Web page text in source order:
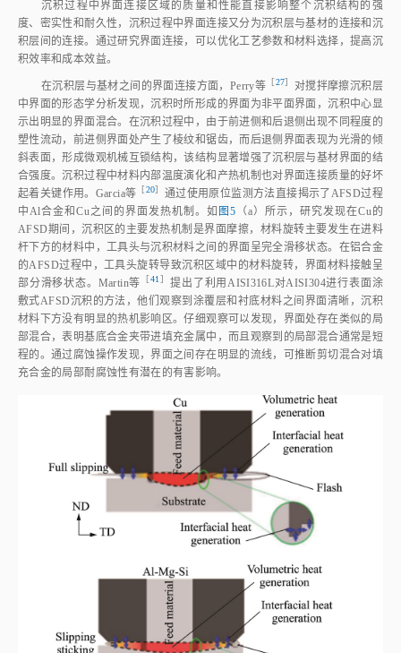
沉积过程中界面连接区域的质量和性能直接影响整个沉积结构的强
度、密实性和耐久性，沉积过程中界面连接又分为沉积层与基材的连接和沉
积层间的连接。通过研究界面连接，可以优化工艺参数和材料选择，提高沉
积效率和成本效益。
在沉积层与基材之间的界面连接方面，Perry等 27
对搅拌摩擦沉积层
中界面的形态学分析发现，沉积时所形成的界面为非平面界面，沉积中心显
示出明显的界面混合。在沉积过程中，由于前进侧和后退侧出现不同程度的
塑性流动，前进侧界面处产生了棱纹和锯齿，而后退侧界面表现为光滑的倾
斜表面，形成微观机械互锁结构，该结构显著增强了沉积层与基材界面的结
合强度。沉积过程中材料内部温度演化和产热机制也对界面连接质量的好坏
起着关键作用。Garcia等 20
通过使用原位监测方法直接揭示了AFSD过程
中Al合金和Cu之间的界面发热机制。如 图5 （a）所示，研究发现在Cu的
AFSD期间，沉积区的主要发热机制是界面摩擦，材料旋转主要发生在进料
杆下方的材料中，工具头与沉积材料之间的界面呈完全滑移状态。在铝合金
的AFSD过程中，工具头旋转导致沉积区域中的材料旋转，界面材料接触呈
部分滑移状态。Martin等 ［41 ］提出了利用AISI316L对AISI304进行表面涂
敷式AFSD沉积的方法，他们观察到涂覆层和衬底材料之间界面清晰，沉积
材料下方没有明显的热机影响区。仔细观察可以发现，界面处存在类似的局
部混合，表明基底合金夹带进填充金属中，而且观察到的局部混合通常是短
程的。通过腐蚀操作发现，界面之间存在明显的流线，可推断剪切混合对填
充合金的局部耐腐蚀性有潜在的有害影响。